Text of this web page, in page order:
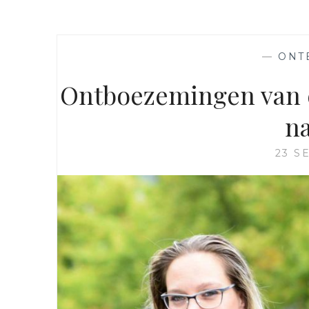
—
Ontboezemingen
23